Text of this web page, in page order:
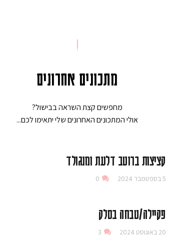
מתכונים אחרונים
מחפשים קצת השראה בבישול?
אולי המתכונים האחרונים שלי יתאימו לכם...
קציצות ברוטב דלעת ומנגולד
5 בספטמבר 2024 0
פקיילה/טבחה בסלק
20 באוגוסט 2024 3